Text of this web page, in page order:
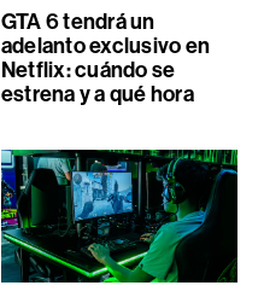
GTA 6 tendrá un
adelanto exclusivo en
Netflix: cuándo se
estrena y a qué hora